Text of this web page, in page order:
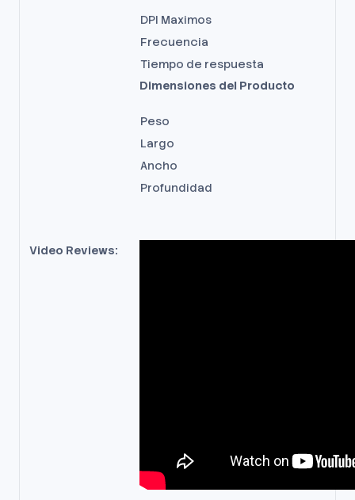
DPI Maximos
Frecuencia
Tiempo de respuesta
Dimensiones del Producto
Peso
Largo
Ancho
Profundidad
Video Reviews: